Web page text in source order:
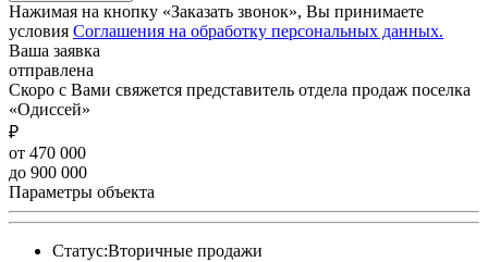
Нажимая на кнопку «Заказать звонок», Вы принимаете
условия Соглашения на обработку персональных данных.
Ваша заявка
отправлена
Скоро с Вами свяжется представитель отдела продаж поселка
«Одиссей»
₽
от 470 000
до 900 000
Параметры объекта
Статус:Вторичные продажи